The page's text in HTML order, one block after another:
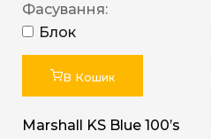
Фасування:
Блок
В Кошик
Marshall KS Blue 100’s